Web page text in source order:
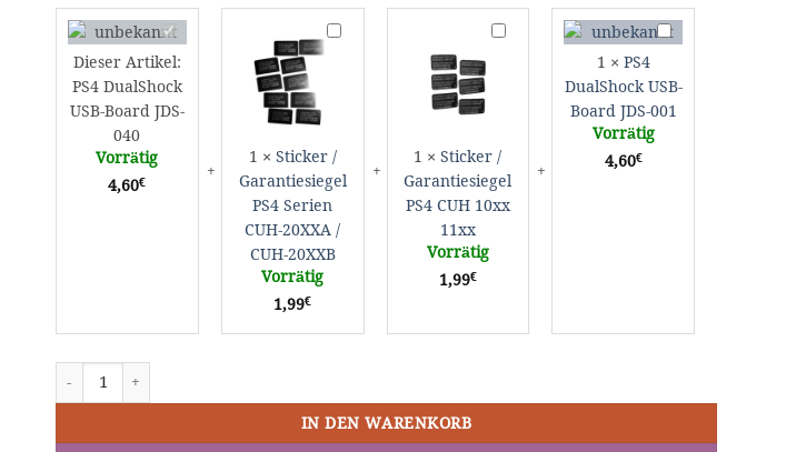
PS4
DualShock
Board
JDS-
Dieser Artikel:
PS4 DualShock
USB-Board JDS-
040
Vorrätig
4,60€
Sticker
/
20XXA
/
CUH-
20XXB
1 × Sticker /
Garantiesiegel
PS4 Serien
CUH-20XXA /
CUH-20XXB
Vorrätig
1,99€
Sticker
11xx
1 ×Sticker /
Garantiesiegel
PS4 CUH 10xx
11xx
Vorrätig
1,99€
PS4
Board
JDS-
001
1 × PS4
DualShock USB-
Board JDS-001
Vorrätig
4,60€
PS4 DualShock USB-Board JDS-040 Menge
IN DEN WARENKORB